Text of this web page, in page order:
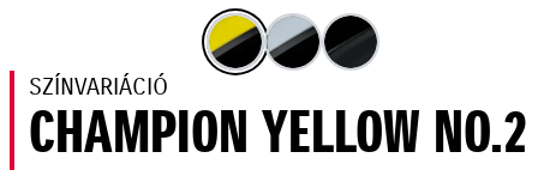
SZÍNVARIÁCIÓ
CHAMPION YELLOW NO.2